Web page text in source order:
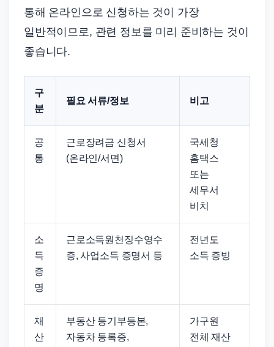
통해 온라인으로 신청하는 것이 가장
일반적이므로, 관련 정보를 미리 준비하는 것이
좋습니다.
구
분
필요 서류/정보 비고
공
통
근로장려금 신청서
(온라인/서면)
국세청
홈택스
또는
세무서
비치
소
득
증
명
근로소득원천징수영수
증, 사업소득 증명서 등
전년도
소득 증빙
재
산
부동산 등기부등본,
자동차 등록증,
가구원
전체 재산